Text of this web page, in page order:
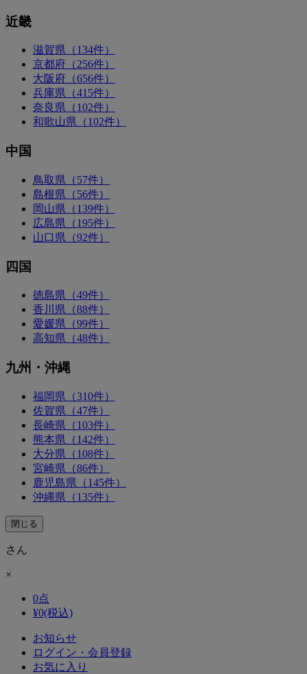
近畿
滋賀県（134件）
京都府（256件）
大阪府（656件）
兵庫県（415件）
奈良県（102件）
和歌山県（102件）
中国
鳥取県（57件）
島根県（56件）
岡山県（139件）
広島県（195件）
山口県（92件）
四国
徳島県（49件）
香川県（88件）
愛媛県（99件）
高知県（48件）
九州・沖縄
福岡県（310件）
佐賀県（47件）
長崎県（103件）
熊本県（142件）
大分県（108件）
宮崎県（86件）
鹿児島県（145件）
沖縄県（135件）
閉じる
さん
×
0点
¥0(税込)
お知らせ
ログイン・会員登録
お気に入り